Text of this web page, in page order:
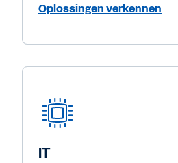
Oplossingen verkennen
IT